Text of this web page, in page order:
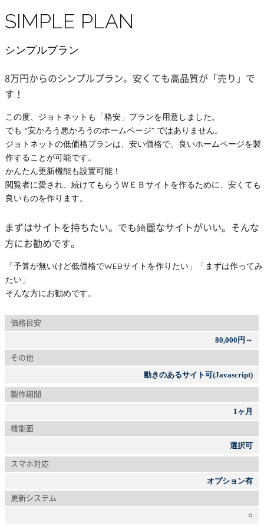
SIMPLE PLAN
シンプルプラン
8万円からのシンプルプラン。安くても高品質が「売り」で
す！
この度、ジョトネットも「格安」プランを用意しました。
でも “安かろう悪かろうのホームページ” ではありません。
ジョトネットの低価格プランは、安い価格で、良いホームページを製
作することが可能です。
かんたん更新機能も設置可能！
閲覧者に愛され、続けてもらうＷＥＢサイトを作るために、安くても
良いものを作ります。
まずはサイトを持ちたい。でも綺麗なサイトがいい。そんな
方にお勧めです。
「予算が無いけど低価格でWEBサイトを作りたい」「まずは作ってみ
たい」
そんな方にお勧めです。
価格目安
80,000円～
その他
動きのあるサイト可(Javascript)
製作期間
1ヶ月
機能面
選択可
スマホ対応
オプション有
更新システム
○